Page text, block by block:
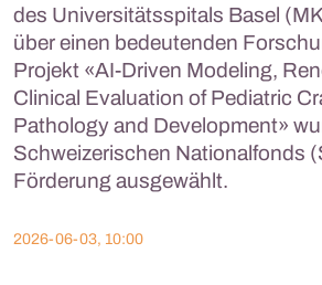
des Universitätsspitals Basel
über einen bedeutenden
Projekt «AI-Driven Modeling,
Clinical Evaluation of Pediatric
Pathology and Development»
Schweizerischen Nationalfonds
Förderung ausgewählt.
2026-06-03, 10:00